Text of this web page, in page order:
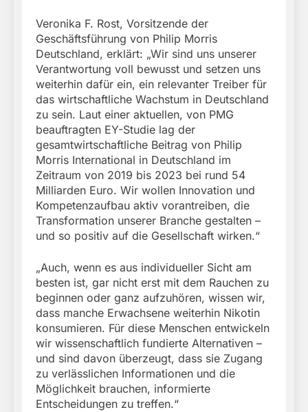
Veronika F. Rost, Vorsitzende der
Geschäftsführung von Philip Morris
Deutschland, erklärt: „Wir sind uns unserer
Verantwortung voll bewusst und setzen uns
weiterhin dafür ein, ein relevanter Treiber für
das wirtschaftliche Wachstum in Deutschland
zu sein. Laut einer aktuellen, von PMG
beauftragten EY-Studie lag der
gesamtwirtschaftliche Beitrag von Philip
Morris International in Deutschland im
Zeitraum von 2019 bis 2023 bei rund 54
Milliarden Euro. Wir wollen Innovation und
Kompetenzaufbau aktiv vorantreiben, die
Transformation unserer Branche gestalten –
und so positiv auf die Gesellschaft wirken.“
„Auch, wenn es aus individueller Sicht am
besten ist, gar nicht erst mit dem Rauchen zu
beginnen oder ganz aufzuhören, wissen wir,
dass manche Erwachsene weiterhin Nikotin
konsumieren. Für diese Menschen entwickeln
wir wissenschaftlich fundierte Alternativen –
und sind davon überzeugt, dass sie Zugang
zu verlässlichen Informationen und die
Möglichkeit brauchen, informierte
Entscheidungen zu treffen.“